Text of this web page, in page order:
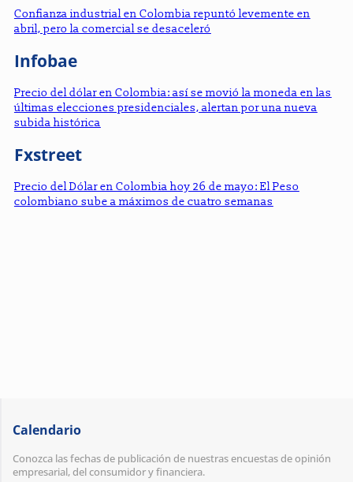
Confianza industrial en Colombia repuntó levemente en
abril, pero la comercial se desaceleró
Infobae
Precio del dólar en Colombia: así se movió la moneda en las
últimas elecciones presidenciales, alertan por una nueva
subida histórica
Fxstreet
Precio del Dólar en Colombia hoy 26 de mayo: El Peso
colombiano sube a máximos de cuatro semanas
Calendario
Conozca las fechas de publicación de nuestras encuestas de opinión
empresarial, del consumidor y financiera.